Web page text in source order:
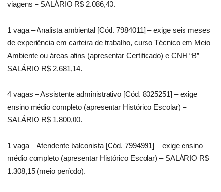
viagens – SALÁRIO R$ 2.086,40.
1 vaga – Analista ambiental [Cód. 7984011] – exige seis meses
de experiência em carteira de trabalho, curso Técnico em Meio
Ambiente ou áreas afins (apresentar Certificado) e CNH “B” –
SALÁRIO R$ 2.681,14.
4 vagas – Assistente administrativo [Cód. 8025251] – exige
ensino médio completo (apresentar Histórico Escolar) –
SALÁRIO R$ 1.800,00.
1 vaga – Atendente balconista [Cód. 7994991] – exige ensino
médio completo (apresentar Histórico Escolar) – SALÁRIO R$
1.308,15 (meio período).